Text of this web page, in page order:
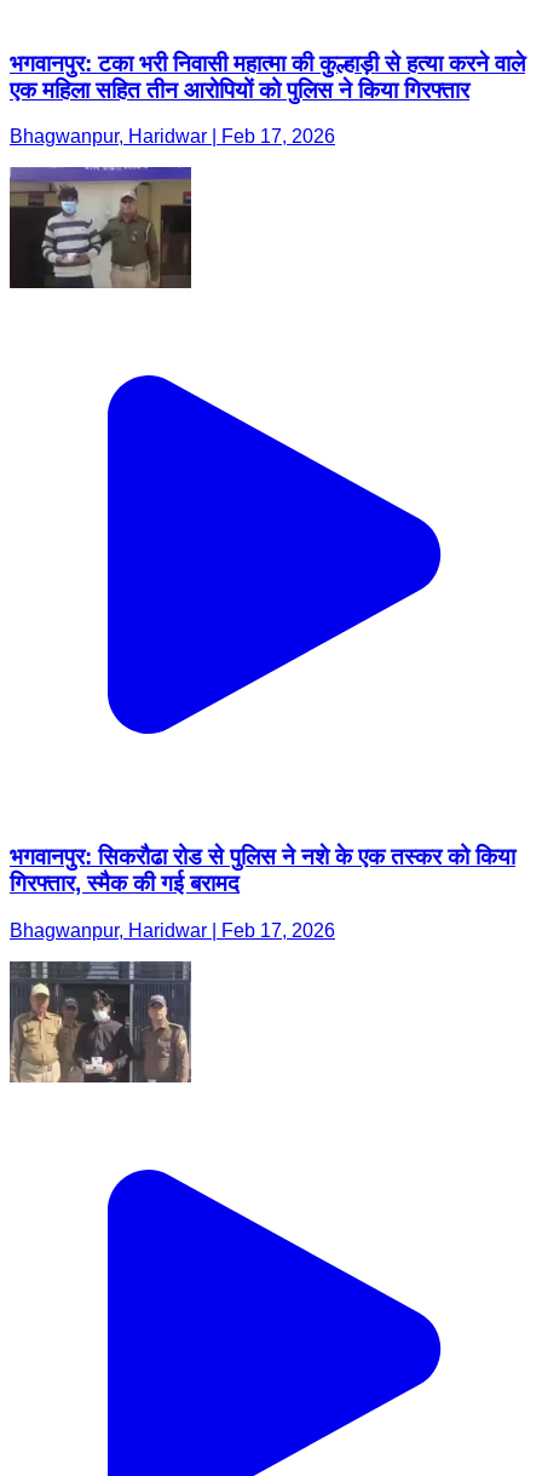
भगवानपुर: टका भरी निवासी महात्मा की कुल्हाड़ी से हत्या करने वाले
एक महिला सहित तीन आरोपियों को पुलिस ने किया गिरफ्तार
Bhagwanpur, Haridwar | Feb 17, 2026
भगवानपुर: सिकरौढा रोड से पुलिस ने नशे के एक तस्कर को किया
गिरफ्तार, स्मैक की गई बरामद
Bhagwanpur, Haridwar | Feb 17, 2026